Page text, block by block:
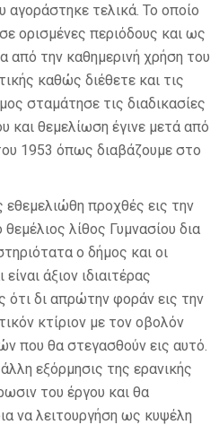
αγοράστηκε τελικά. Το οποίο
ορισμένες περιόδους και ως
από την καθημερινή χρήση του
καθώς διέθετε και τις
σταμάτησε τις διαδικασίες
και θεμελίωση έγινε μετά από
1953 όπως διαβάζουμε στο
εθεμελιώθη προχθές εις την
λίθος Γυμνασίου δια
ο δήμος και οι
άξιον ιδιαιτέρας
ότι δι απρώτην φοράν εις την
κτίριον με τον οβολόν
που θα στεγασθούν εις αυτό.
εξόρμησις της ερανικής
του έργου και θα
να λειτουργήση ως κυψέλη